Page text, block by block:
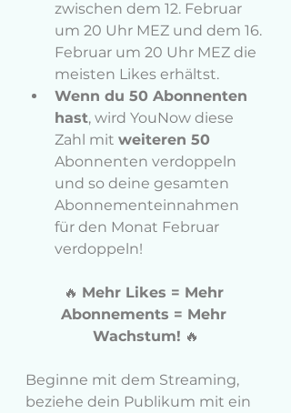
zwischen dem 12. Februar
um 20 Uhr MEZ und dem 16.
Februar um 20 Uhr MEZ die
meisten Likes erhältst.
Wenn du 50 Abonnenten
hast, wird YouNow diese
Zahl mit weiteren 50
Abonnenten verdoppeln
und so deine gesamten
Abonnementeinnahmen
für den Monat Februar
verdoppeln!
🔥 Mehr Likes = Mehr
Abonnements = Mehr
Wachstum! 🔥
Beginne mit dem Streaming,
beziehe dein Publikum mit ein